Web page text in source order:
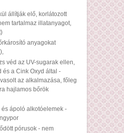
állítják elő, korlátozott
tartalmaz illatanyagot,
anyagokat
véd az UV-sugarak ellen,
és a Cink Oxyd által -
az alkalmazása, főleg
hajlamos bőrök
és ápoló alkotóelemek -
pórusok - nem